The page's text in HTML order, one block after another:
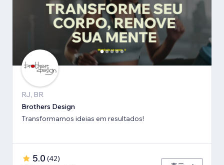
RJ, BR
Brothers Design
Transformamos ideias em resultados!
5.0 (42)